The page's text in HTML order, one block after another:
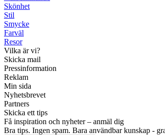
Skönhet
Stil
Smycke
Farväl
Resor
Vilka är vi?
Skicka mail
Pressinformation
Reklam
Min sida
Nyhetsbrevet
Partners
Skicka ett tips
Få inspiration och nyheter – anmäl dig
Bra tips. Ingen spam. Bara användbar kunskap -